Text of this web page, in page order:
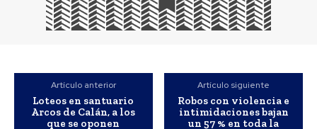
Artículo anterior
Loteos en santuario
Arcos de Calán, a los
que se oponen
Artículo siguiente
Robos con violencia e
intimidaciones bajan
un 57 % en toda la